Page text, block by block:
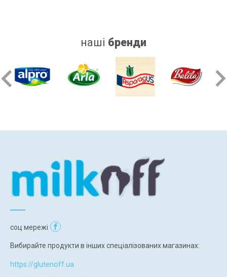
наші бренди
соц мережі
Вибирайте продукти в інших спеціалізованих магазинах:
https://glutenoff.ua